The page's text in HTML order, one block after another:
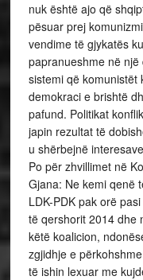
nuk është ajo që
pësuar prej
vendime të gjykatës
papranueshme në
sistemi që komunistët
demokraci e brishtë
pafund. Politikat
japin rezultat të
u shërbejnë
Po për zhvillimet në
Gjana: Ne kemi qenë
LDK-PDK pak orë
të qershorit 2014 dhe
këtë koalicion,
zgjidhje e
të ishin lexuar me